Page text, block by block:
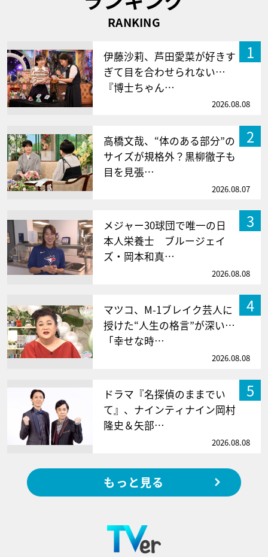
RANKING
1
伊藤沙莉、芦田愛菜が好きす
ぎて目を合わせられない…
『博士ちゃん…
2026.08.08
2
高橋文哉、“体のある部分”の
サイズが規格外？黒柳徹子も
目を見張…
2026.08.07
3
メジャー30球団で唯一の日
本人栄養士 ブルージェイ
ズ・岡本和真…
2026.08.08
4
マツコ、M-1ブレイク芸人に
授けた“人生の格言”が深い…
「幸せな時…
2026.08.08
5
ドラマ『名探偵のままでい
て』、ナインティナイン岡村
隆史＆矢部…
2026.08.08
もっと見る